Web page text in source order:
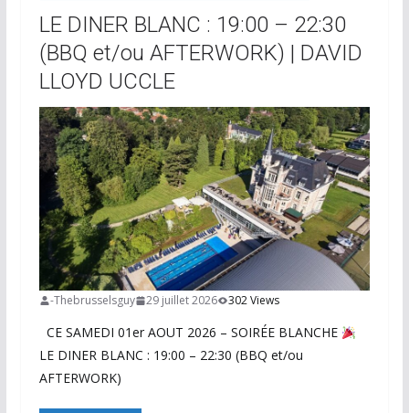
LE DINER BLANC : 19:00 – 22:30
(BBQ et/ou AFTERWORK) | DAVID
LLOYD UCCLE
-Thebrusselsguy 29 juillet 2026 302 Views
CE SAMEDI 01er AOUT 2026 – SOIRÉE BLANCHE
LE DINER BLANC : 19:00 – 22:30 (BBQ et/ou
AFTERWORK)